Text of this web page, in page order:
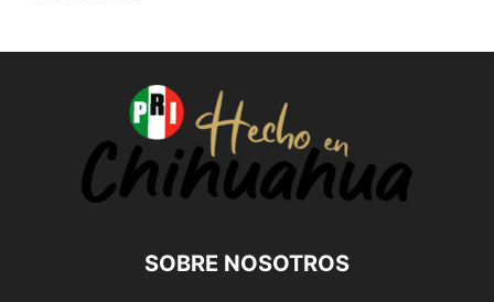
SOBRE NOSOTROS